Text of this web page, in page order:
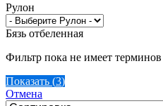
Рулон
Бязь отбеленная
Фильтр пока не имеет терминов
Показать (3)
Отмена